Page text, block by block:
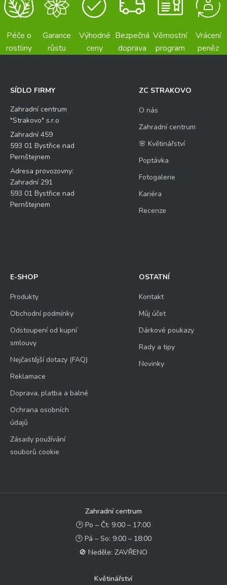
Péče o
rostliny
Garance
růstu
Výhodné
ceny
Bezpečná
doprava
Věrnostní
program
Vrácení
peněz
SÍDLO FIRMY
Zahradní centrum
"Strakovo" s.r.o
Zahradní 459
593 01 Bystřice nad
Pernštejnem
Adresa provozovny:
Zahradní 291
593 01 Bystřice nad
Pernštejnem
ZC STRAKOVO
O nás
Zahradní centrum
🌸 Květinářství
Poptávka
Fotogalerie
Kariéra
Recenze
E-SHOP
Produkty
Obchodní podmínky
Odstoupení od kupní
smlouvy
Nejčastější dotazy (FAQ)
Reklamace
Doprava, platba a balné
Ochrana osobních
údajů
Zásady používání
souborů cookie
OSTATNÍ
Kontakt
Můj účet
Dárkové poukazy
Rady a tipy
Novinky
Zahradní centrum
🕑 Po – Čt: 9:00 – 17:00
🕑 Pá – So: 9:00 – 18:00
🚫 Neděle: ZAVŘENO
Květinářství